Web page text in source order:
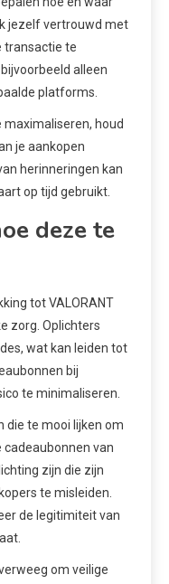
jezelf vertrouwd met
transactie te
alleen
platforms.
houd
je aankopen
herinneringen kan
op tijd gebruikt.
deze te
tot VALORANT
zorg. Oplichters
wat kan leiden tot
bij
te minimaliseren.
die te mooi lijken om
van
zijn die zijn
te misleiden.
de legitimiteit van
om veilige